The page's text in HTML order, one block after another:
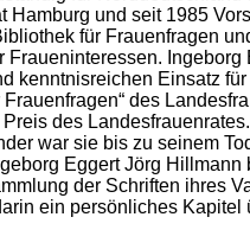
Hamburg und seit 1985
für Frauenfragen
Fraueninteressen. Ingeborg
kenntnisreichen Einsatz
des
Preis des
war sie bis zu seinem
Eggert Jörg Hillmann
der Schriften ihres
ein persönliches Kapitel